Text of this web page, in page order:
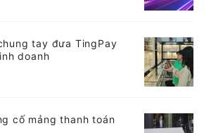
tay đưa TingPay
doanh
cố mảng thanh toán